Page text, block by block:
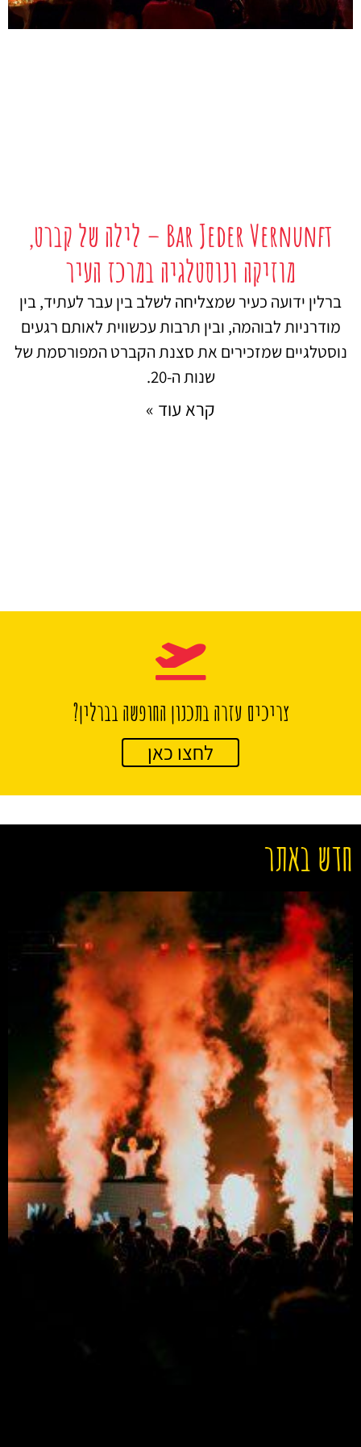
Bar Jeder Vernunft – לילה של קברט,
מוזיקה ונוסטלגיה במרכז העיר
ברלין ידועה כעיר שמצליחה לשלב בין עבר לעתיד, בין
מודרניות לבוהמה, ובין תרבות עכשווית לאותם רגעים
נוסטלגיים שמזכירים את סצנת הקברט המפורסמת של
שנות ה-20.
קרא עוד »
צריכים עזרה בתכנון החופשה בברלין?
לחצו כאן
חדש באתר